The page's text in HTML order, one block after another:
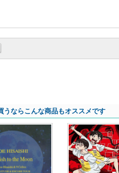
うならこんな商品もオススメです